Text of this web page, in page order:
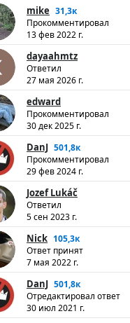
mike 31,3к
Прокомментировал
13 фев 2022 г.
dayaahmtz
Ответил
27 мая 2026 г.
edward
Прокомментировал
30 дек 2025 г.
DanJ 501,8к
Прокомментировал
29 фев 2024 г.
Jozef Lukáč
Ответил
5 сен 2023 г.
Nick 105,3к
Ответ принят
7 мая 2022 г.
DanJ 501,8к
Отредактировал ответ
30 июл 2021 г.